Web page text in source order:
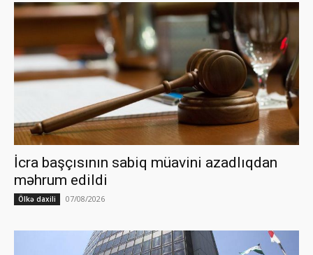
İcra başçısının sabiq müavini azadlıqdan
məhrum edildi
Ölkə daxili 07/08/2026